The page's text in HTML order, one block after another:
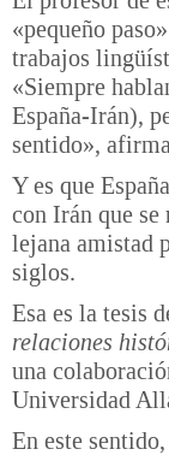
«pequeño
trabajos
«Siempre
España-Irán),
sentido»,
Y es que
con Irán que se
lejana amistad
siglos.
Esa es la tesis
relaciones
una
Universidad
En este